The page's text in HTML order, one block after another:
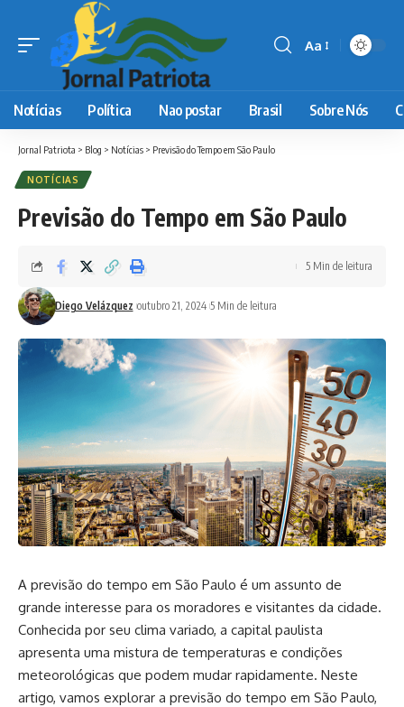
Font
Aa
Notícias Política Nao postar Brasil Sobre Nós
Jornal Patriota > Blog > Notícias > Previsão do Tempo em São Paulo
NOTÍCIAS
Previsão do Tempo em São Paulo
Diego Velázquez outubro 21, 2024 5 Min de leitura
5 Min de leitura
A previsão do tempo em São Paulo é um assunto de
grande interesse para os moradores e visitantes da cidade.
Conhecida por seu clima variado, a capital paulista
apresenta uma mistura de temperaturas e condições
meteorológicas que podem mudar rapidamente. Neste
artigo, vamos explorar a previsão do tempo em São Paulo,